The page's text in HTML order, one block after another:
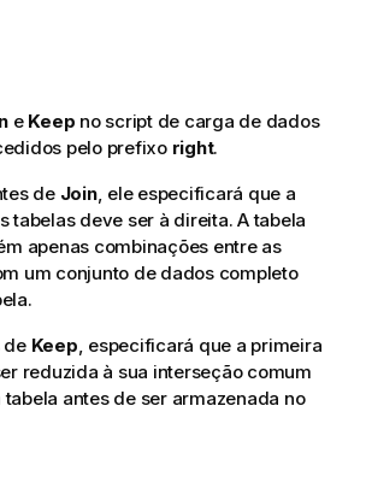
e Keep no script de carga de dados
pelo prefixo right.
de Join, ele especificará que a
tabelas deve ser à direita. A tabela
apenas combinações entre as
um conjunto de dados completo
de Keep , especificará que a primeira
reduzida à sua interseção comum
antes de ser armazenada no